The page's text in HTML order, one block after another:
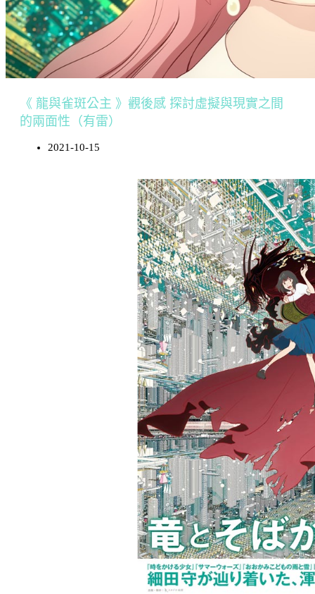
《 龍與雀斑公主 》觀後感 探討虛擬與現實之間
的兩面性（有雷）
2021-10-15